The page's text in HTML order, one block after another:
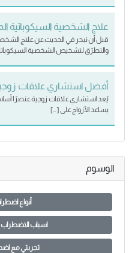
علاج الشخصية السيكوباتية
قبل أن نبحر في الحديث عن علاج
والتطرّق لتشخيص الشخصية
أفضل استشاري علاقات
يُعد استشاري علاقات زوجية عنصرًا
يساعد الأزواج على […]
الوسوم
أنواع
اسباب الاضطراب
تجربتي مع